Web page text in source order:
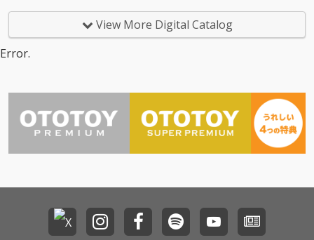
れたデジタルコンピレ
ーションEP『SESSION
s”は、DJやトラックメ
イカーなど次世代のク
リエイターたちが集
い、対話や共同制作を
通じて新たな表現を生
ティストたちによるコ
ラボレーション楽曲を
収録している。 『SES
View More Digital Catalog
Error.